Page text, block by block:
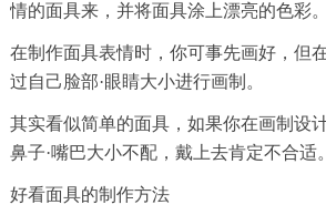
情的面具来，并将面具涂上漂亮的色彩。
在制作面具表情时，你可事先画好，但
过自己脸部·眼睛大小进行画制。
其实看似简单的面具，如果你在画制设
鼻子·嘴巴大小不配，戴上去肯定不合适。
好看面具的制作方法